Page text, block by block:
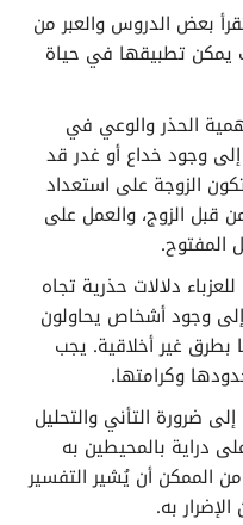
بعض الدروس والعبر من
يمكن تطبيقها في حياة
الحذر والوعي في
إلى وجود خداع أو غدر قد
الزوجة على استعداد
قبل الزوج، والعمل على
المفتوح.
دلالات حذرية تجاه
إلى وجود أشخاص يحاولون
بطرق غير أخلاقية. يجب
وكرامتها.
ضرورة التأني والتحليل
دراية بالمحيطين به
الممكن أن يُشير التفسير
به.